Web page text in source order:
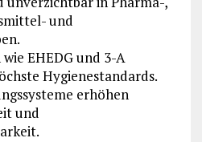
und
EHEDG und 3-A
Hygienestandards.
erhöhen
und